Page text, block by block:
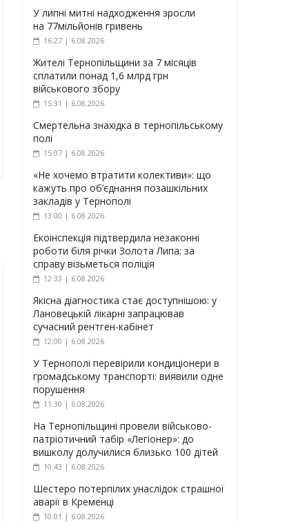
У липні митні надходження зросли
на 77мільйонів гривень
16:27 | 6.08.2026
Жителі Тернопільщини за 7 місяців
сплатили понад 1,6 млрд грн
військового збору
15:31 | 6.08.2026
Смертельна знахідка в тернопільському
полі
15:07 | 6.08.2026
«Не хочемо втратити колективи»: що
кажуть про об’єднання позашкільних
закладів у Тернополі
13:00 | 6.08.2026
Екоінспекція підтвердила незаконні
роботи біля річки Золота Липа: за
справу візьметься поліція
12:33 | 6.08.2026
Якісна діагностика стає доступнішою: у
Лановецькій лікарні запрацював
сучасний рентген-кабінет
12:00 | 6.08.2026
У Тернополі перевірили кондиціонери в
громадському транспорті: виявили одне
порушення
11:30 | 6.08.2026
На Тернопільщині провели військово-
патріотичний табір «Легіонер»: до
вишколу долучилися близько 100 дітей
10:43 | 6.08.2026
Шестеро потерпілих унаслідок страшної
аварії в Кременці
10:01 | 6.08.2026